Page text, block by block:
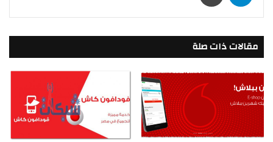
مقالات ذات صلة